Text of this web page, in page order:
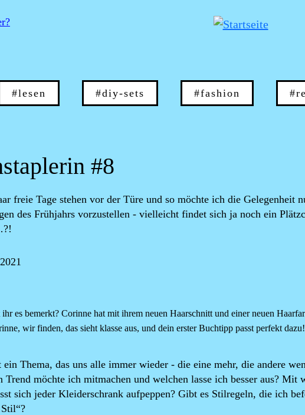
#lesen #diy-sets #fashion
#8
freie Tage stehen vor der Türe und so möchte ich die Gelegenheit
des Frühjahrs vorzustellen - vielleicht findet sich ja noch ein
es bemerkt? Corinne hat mit ihrem neuen Haarschnitt und einer neuen
wir finden, das sieht klasse aus, und dein erster Buchtipp passt perfekt
Thema, das uns alle immer wieder - die eine mehr, die andere
Trend möchte ich mitmachen und welchen lasse ich besser aus? Mit
sich jeder Kleiderschrank aufpeppen? Gibt es Stilregeln, die ich